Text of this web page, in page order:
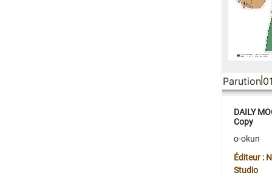
Parution
DAILY
Copy
o-okun
Éditeur :
Studio